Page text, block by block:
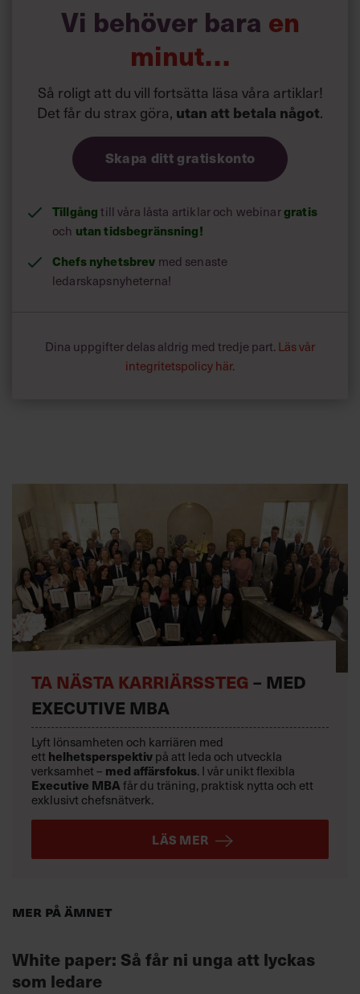
sagt – han postar det på sociala medier eftersom han vet
att det kommer att läcka ut ändå. Enligt ekonomisajterna
fick han gå efter att ha rapporterat en förlust som var
större än väntat och kursen på Groupns aktie föll kraftigt.
Andrew Mason erkänner allt. Utan omsvep. Vi har missat
förväntningarna och vår aktiekurs är bara runt en
fjärdedel av när vi noterades, konstaterar han.
”Och som vd är jag ansvarig”, skriver han.
Läs det välskrivna brevet i sin helhethär.
Vi behöver bara en
minut…
Så roligt att du vill fortsätta läsa våra artiklar!
Det får du strax göra, utan att betala något.
Skapa ditt gratiskonto
Tillgång till våra låsta artiklar och webinargratis
och utan tidsbegränsning!
Chefs nyhetsbrev med senaste
ledarskapsnyheterna!
Dina uppgifter delas aldrig med tredje part. Läs vår
integritetspolicy här.
Mer på ämnet
White paper: Så får ni unga att lyckas
som ledare
TA NÄSTA KARRIÄRSSTEG – MED
EXECUTIVE MBA
Lyft lönsamheten och karriären med
ett helhetsperspektiv på att leda och utveckla
verksamhet – med affärsfokus. I vår unikt flexibla
Executive MBAfår du träning, praktisk nytta och ett
exklusivt chefsnätverk.
LÄS MER